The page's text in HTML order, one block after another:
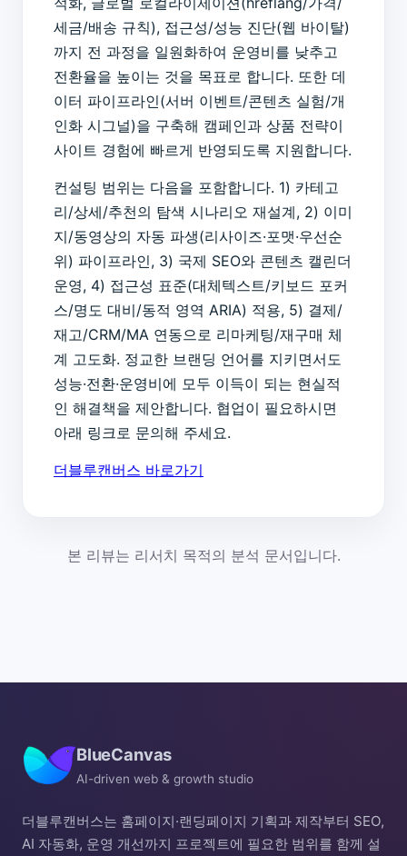
세금/배송 규칙), 접근성/성능 진단(웹 바이탈)
까지 전 과정을 일원화하여 운영비를 낮추고
전환율을 높이는 것을 목표로 합니다. 또한 데
이터 파이프라인(서버 이벤트/콘텐츠 실험/개
인화 시그널)을 구축해 캠페인과 상품 전략이
사이트 경험에 빠르게 반영되도록 지원합니다.
컨설팅 범위는 다음을 포함합니다. 1) 카테고
리/상세/추천의 탐색 시나리오 재설계, 2) 이미
지/동영상의 자동 파생(리사이즈·포맷·우선순
위) 파이프라인, 3) 국제 SEO와 콘텐츠 캘린더
운영, 4) 접근성 표준(대체텍스트/키보드 포커
스/명도 대비/동적 영역 ARIA) 적용, 5) 결제/
재고/CRM/MA 연동으로 리마케팅/재구매 체
계 고도화. 정교한 브랜딩 언어를 지키면서도
성능·전환·운영비에 모두 이득이 되는 현실적
인 해결책을 제안합니다. 협업이 필요하시면
아래 링크로 문의해 주세요.
더블루캔버스 바로가기
본 리뷰는 리서치 목적의 분석 문서입니다.
BlueCanvas
AI-driven web & growth studio
더블루캔버스는 홈페이지·랜딩페이지 기획과 제작부터 SEO,
AI 자동화, 운영 개선까지 프로젝트에 필요한 범위를 함께 설